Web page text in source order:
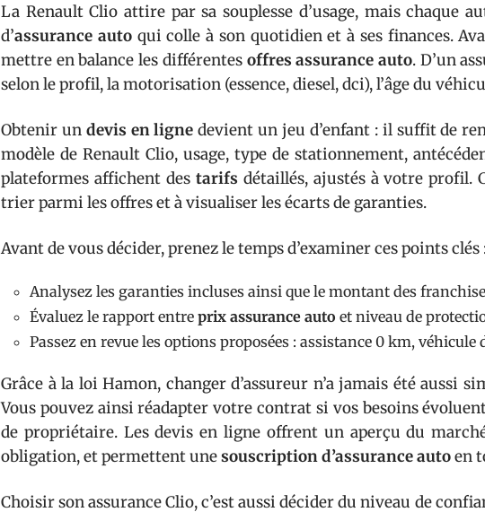
La Renault Clio attire par sa souplesse d’usage, mais chaque
d’assurance autoqui colle à son quotidien et à ses finances.
mettre en balance les différentes offres assurance auto. D’un
selon le profil, la motorisation (essence, diesel, dci), l’âge du
Obtenir un devis en ligne devient un jeu d’enfant : il suffit de
modèle de Renault Clio, usage, type de stationnement,
plateformes affichent des tarifs détaillés, ajustés à votre profil.
trier parmi les offres et à visualiser les écarts de garanties.
Avant de vous décider, prenez le temps d’examiner ces points clés
Analysez les garanties incluses ainsi que le montant des
Évaluez le rapport entre prix assurance auto et niveau de
Passez en revue les options proposées : assistance 0 km,
Grâce à la loi Hamon, changer d’assureur n’a jamais été aussi
Vous pouvez ainsi réadapter votre contrat si vos besoins
de propriétaire. Les devis en ligne offrent un aperçu du
obligation, et permettent unesouscription d’assurance autoen
Choisir son assurance Clio, c’est aussi décider du niveau de